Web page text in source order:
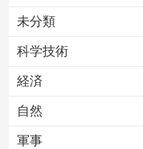
未分類
科学技術
経済
自然
軍事